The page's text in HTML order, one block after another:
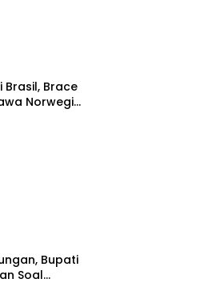
Brasil, Brace
Norwegia
Dunia
Bupati
Soal